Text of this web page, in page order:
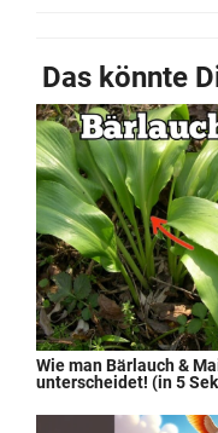
Das könnte
Wie man Bärlauch &
unterscheidet! (in 5